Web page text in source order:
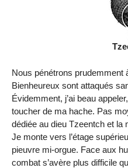
Nous pénétrons prudemment
Bienheureux sont attaqués
Évidemment, j’ai beau
toucher de ma hache. Pas
dédiée au dieu Tzeentch et la
Je monte vers l’étage
pieuvre mi-orgue. Face aux
combat s’avère plus difficile